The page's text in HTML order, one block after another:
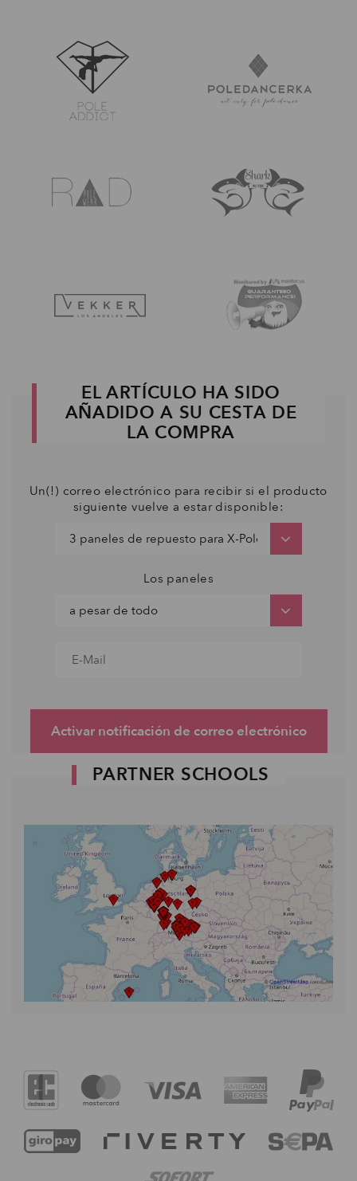
EL ARTÍCULO HA SIDO
AÑADIDO A SU CESTA DE
LA COMPRA
Un(!) correo electrónico para recibir si el producto
siguiente vuelve a estar disponible:
Los paneles
Activar notificación de correo electrónico
PARTNER SCHOOLS